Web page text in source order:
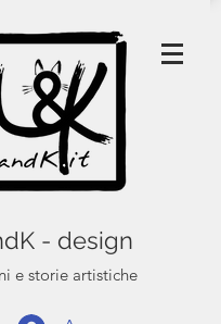
- design
e storie artistiche